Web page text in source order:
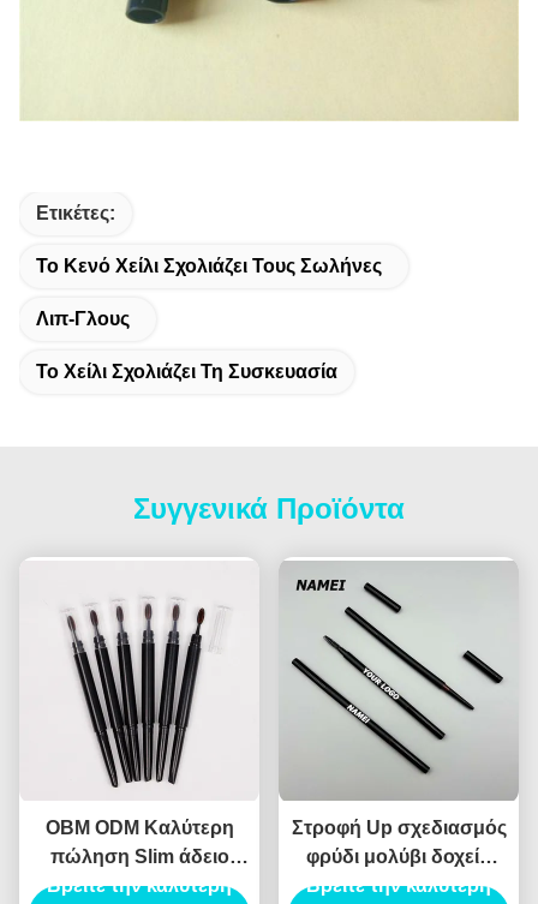
Ετικέτες:
Το Κενό Χείλι Σχολιάζει Τους Σωλήνες
Λιπ-Γλους
Το Χείλι Σχολιάζει Τη Συσκευασία
Συγγενικά Προϊόντα
OBM ODM Καλύτερη
πώληση Slim άδειο
μολύβι φρύδι
Βρείτε την καλύτερη
Στροφή Up σχεδιασμός
φρύδι μολύβι δοχείο
ABS υλικό αυτόματο
Βρείτε την καλύτερη